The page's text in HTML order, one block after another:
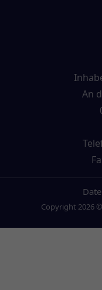
An
Copyright 2026